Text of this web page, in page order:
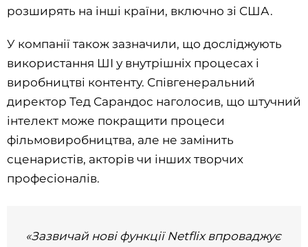
розширять на інші країни, включно зі США.
У компанії також зазначили, що досліджують
використання ШІ у внутрішніх процесах і
виробництві контенту. Співгенеральний
директор Тед Сарандос наголосив, що штучний
інтелект може покращити процеси
фільмовиробництва, але не замінить
сценаристів, акторів чи інших творчих
професіоналів.
«Зазвичай нові функції Netflix впроваджує